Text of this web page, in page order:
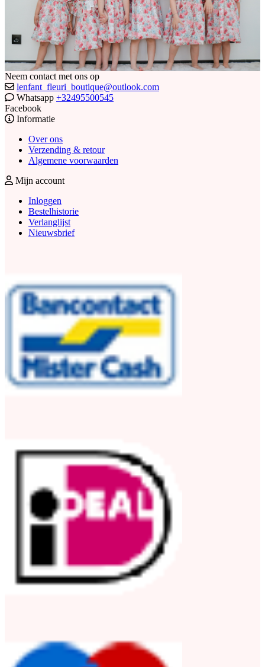
Neem contact met ons op
lenfant_fleuri_boutique@outlook.com
Whatsapp +32495500545
Facebook
Informatie
Over ons
Verzending & retour
Algemene voorwaarden
Mijn account
Inloggen
Bestelhistorie
Verlanglijst
Nieuwsbrief